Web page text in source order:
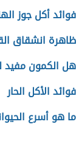
فوائد أكل جوز
ظاهرة انشقاق
هل الكمون مفيد
فوائد الأكل الحار
ما هو أسرع